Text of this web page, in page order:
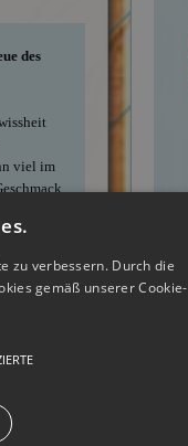
des
viel im
als
Dazu
Sprakel
er
zu verbessern. Durch die
gemäß unserer Cookie-